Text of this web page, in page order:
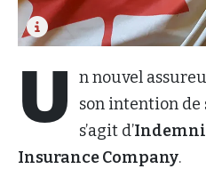
U n nouvel
son intention de
s’agit d’
Insurance Company.